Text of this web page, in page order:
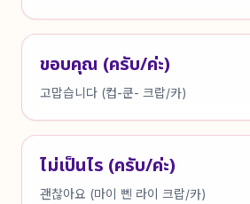
ขอบคุณ (ครับ/ค่ะ)
고맙습니다 (컵-쿤- 크랍/카)
ไม่เป็นไร (ครับ/ค่ะ)
괜찮아요 (마이 뻰 라이 크랍/카)